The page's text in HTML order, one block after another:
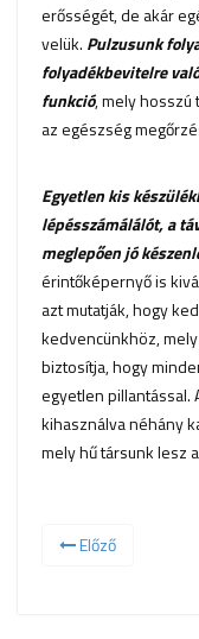
erősségét, de akár
velük. Pulzusunk
folyadékbevitelre
funkció, mely
az egészség
Egyetlen kis
lépésszámálálót, a
meglepően jó
érintőképernyő is
azt mutatják, hogy
kedvencünkhöz,
biztosítja, hogy
egyetlen
kihasználva néhány
mely hű társunk lesz
Előző